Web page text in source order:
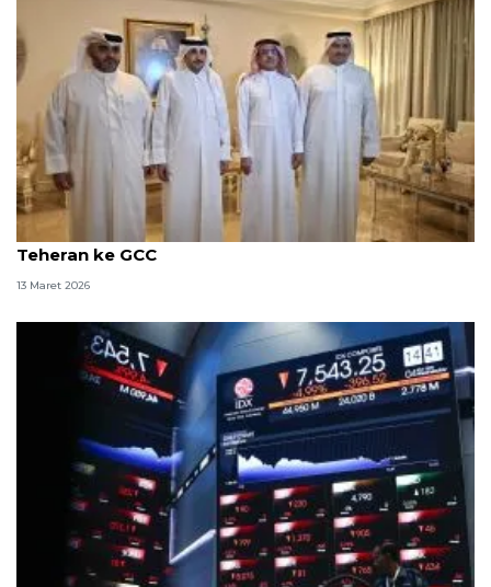
Saudi kecam serangan Israel ke Iran dan balasan
Teheran ke GCC
13 Maret 2026